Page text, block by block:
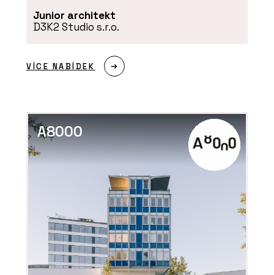
Junior architekt
D3K2 Studio s.r.o.
VÍCE NABÍDEK
A8000